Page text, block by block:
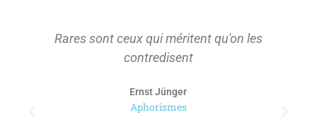
Rares sont ceux qui méritent qu'on les
contredisent
Ernst Jünger
Aphorismes